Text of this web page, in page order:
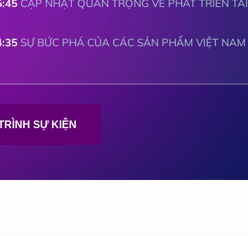
CẬP NHẬT QUAN TRỌNG VỀ PHÁT TRIỂN TÀI
SỰ BỨC PHÁ CỦA CÁC SẢN PHẨM VIỆT NAM
SỰ KIỆN